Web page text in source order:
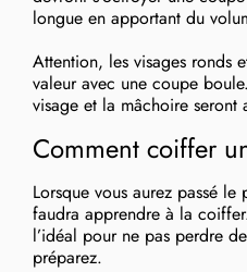
longue en apportant du
Attention, les visages ronds
valeur avec une coupe
visage et la mâchoire seront
Comment coiffer
Lorsque vous aurez passé
faudra apprendre à la
l’idéal pour ne pas perdre
préparez.